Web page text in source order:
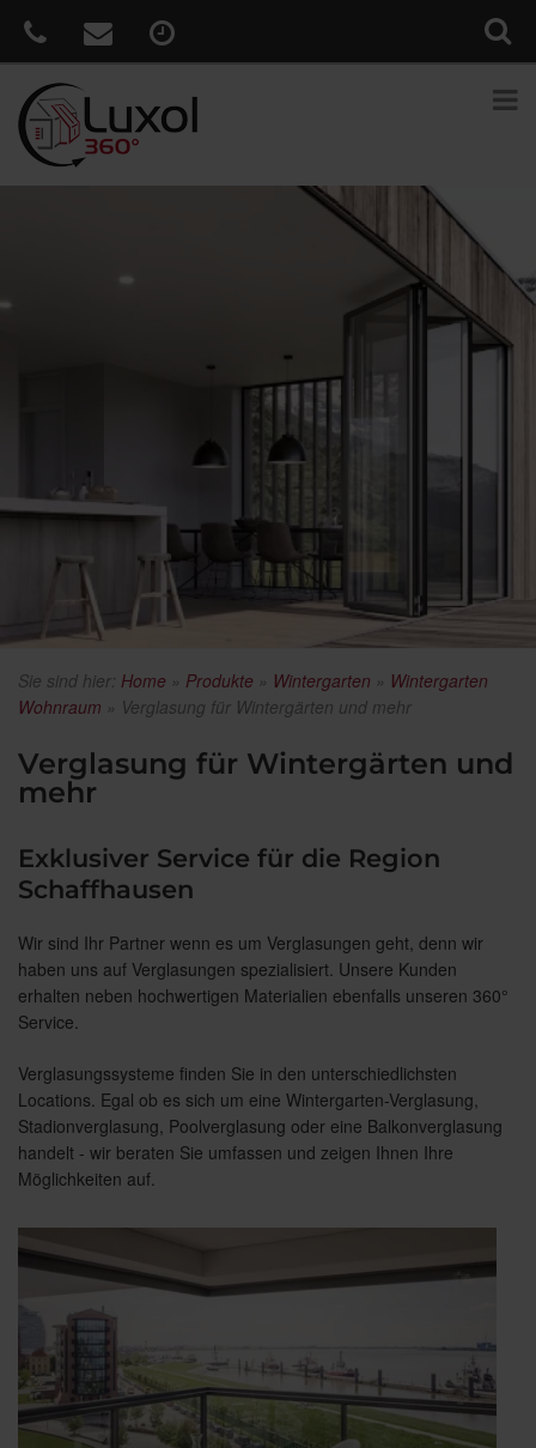
Sie sind hier: Home » Produkte » Wintergarten » Wintergarten
Wohnraum » Verglasung für Wintergärten und mehr
Verglasung für Wintergärten und
mehr
Exklusiver Service für die Region
Schaffhausen
Wir sind Ihr Partner wenn es um Verglasungen geht, denn wir
haben uns auf Verglasungen spezialisiert. Unsere Kunden
erhalten neben hochwertigen Materialien ebenfalls unseren 360°
Service.
Verglasungssysteme finden Sie in den unterschiedlichsten
Locations. Egal ob es sich um eine Wintergarten-Verglasung,
Stadionverglasung, Poolverglasung oder eine Balkonverglasung
handelt - wir beraten Sie umfassen und zeigen Ihnen Ihre
Möglichkeiten auf.